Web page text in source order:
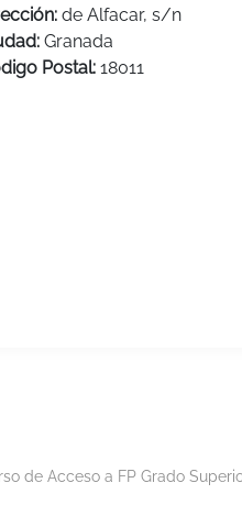
de Alfacar, s/n
Granada
Postal: 18011
de Acceso a FP Grado